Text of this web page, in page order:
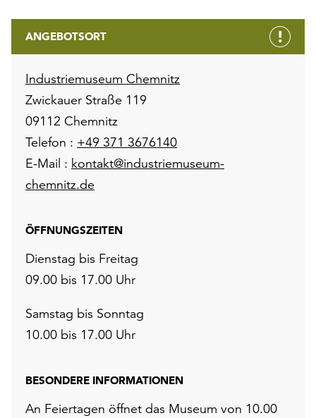
ANGEBOTSORT
Industriemuseum Chemnitz
Zwickauer Straße 119
09112 Chemnitz
Telefon : +49 371 3676140
E-Mail : kontakt@industriemuseum-
chemnitz.de
ÖFFNUNGSZEITEN
Dienstag bis Freitag
09.00 bis 17.00 Uhr
Samstag bis Sonntag
10.00 bis 17.00 Uhr
BESONDERE INFORMATIONEN
An Feiertagen öffnet das Museum von 10.00